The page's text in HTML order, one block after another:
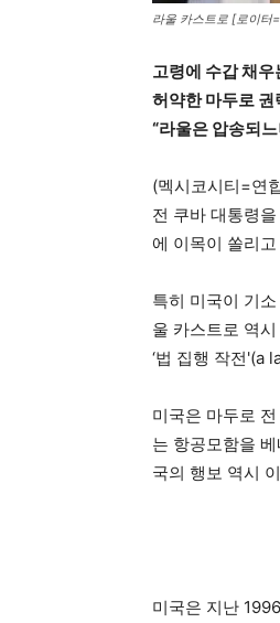
라울 카스트로 [로이터
고령에 수갑 채우
허약한 마두로 권
“라울은 압송되
(멕시코시티=연
전 쿠바 대통령
에 이목이 쏠리고
특히 미국이 기
울 카스트로 역
‘법 집행 작전'(a
미국은 마두로
는 항공모함을
국의 행보 역시
미국은 지난